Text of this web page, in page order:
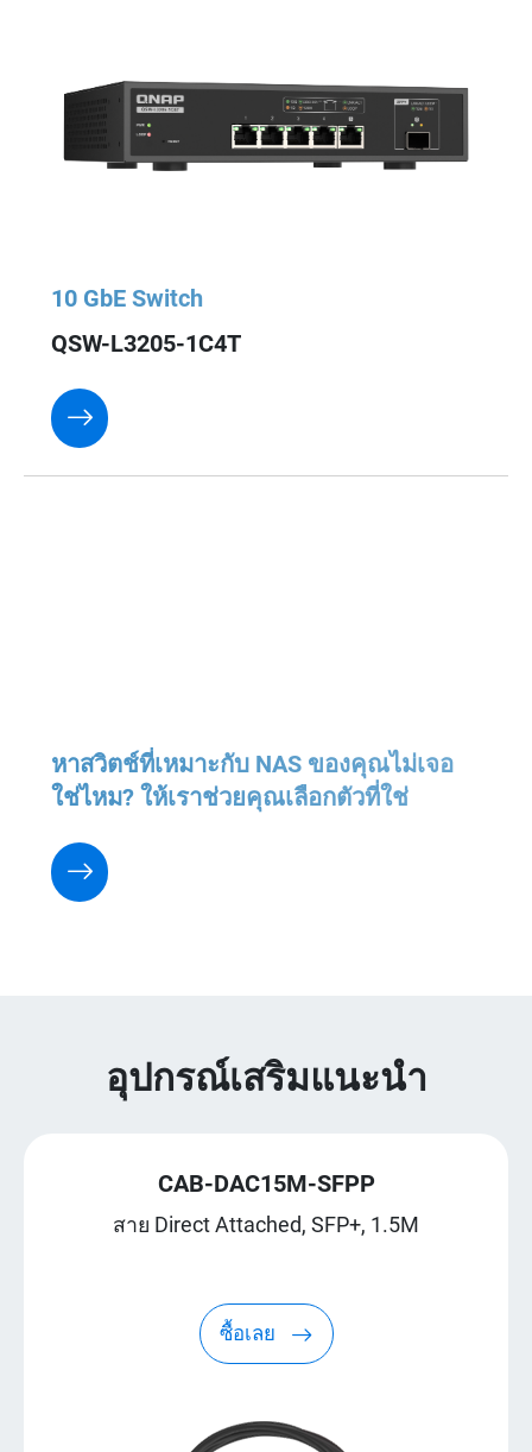
10 GbE Switch
QSW-L3205-1C4T
หา​สวิตช์ที่เหมาะกับ NAS ของคุณไม่เจอ
ใช่ไหม? ให้เราช่วยคุณเลือกตัวที่ใช่
อุปกรณ์เสริมแนะนำ
CAB-DAC15M-SFPP
สาย Direct Attached, SFP+, 1.5M
ซื้อเลย